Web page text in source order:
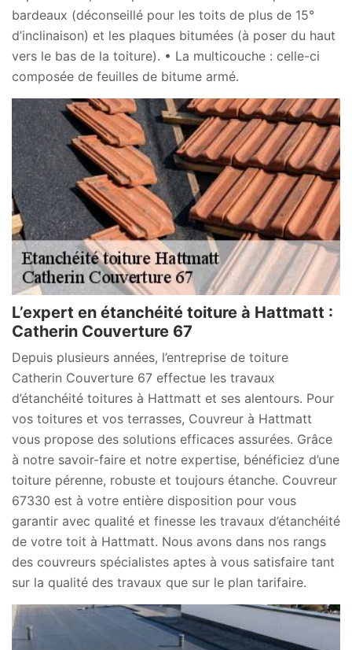
bardeaux (déconseillé pour les toits de plus de 15°
d’inclinaison) et les plaques bitumées (à poser du haut
vers le bas de la toiture). • La multicouche : celle-ci
composée de feuilles de bitume armé.
L’expert en étanchéité toiture à Hattmatt :
Catherin Couverture 67
Depuis plusieurs années, l’entreprise de toiture
Catherin Couverture 67 effectue les travaux
d’étanchéité toitures à Hattmatt et ses alentours. Pour
vos toitures et vos terrasses, Couvreur à Hattmatt
vous propose des solutions efficaces assurées. Grâce
à notre savoir-faire et notre expertise, bénéficiez d’une
toiture pérenne, robuste et toujours étanche. Couvreur
67330 est à votre entière disposition pour vous
garantir avec qualité et finesse les travaux d’étanchéité
de votre toit à Hattmatt. Nous avons dans nos rangs
des couvreurs spécialistes aptes à vous satisfaire tant
sur la qualité des travaux que sur le plan tarifaire.